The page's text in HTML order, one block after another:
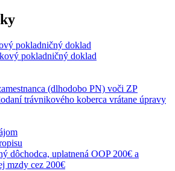
pokladničný doklad
pokladničný doklad
(dlhodobo PN) voči ZP
trávnikového koberca vrátane úpravy
dôchodca, uplatnená OOP 200€ a
mzdy cez 200€